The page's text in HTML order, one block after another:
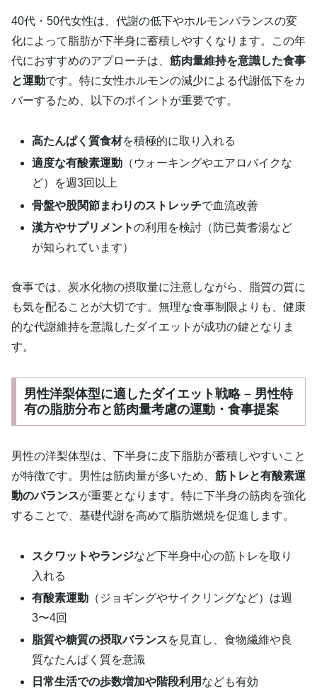
40代・50代女性は、代謝の低下やホルモンバランスの変
化によって脂肪が下半身に蓄積しやすくなります。この年
代におすすめのアプローチは、 筋肉量維持を意識した食事
と運動です。特に女性ホルモンの減少による代謝低下をカ
バーするため、以下のポイントが重要です。
高たんぱく質食材を積極的に取り入れる
適度な有酸素運動 （ウォーキングやエアロバイクな
ど）を週3回以上
骨盤や股関節まわりのストレッチで血流改善
漢方やサプリメントの利用を検討（防已黄耆湯など
が知られています）
食事では、炭水化物の摂取量に注意しながら、脂質の質に
も気を配ることが大切です。無理な食事制限よりも、健康
的な代謝維持を意識したダイエットが成功の鍵となりま
す。
男性洋梨体型に適したダイエット戦略 – 男性特
有の脂肪分布と筋肉量考慮の運動・食事提案
男性の洋梨体型は、下半身に皮下脂肪が蓄積しやすいこと
が特徴です。男性は筋肉量が多いため、 筋トレと有酸素運
動のバランスが重要となります。特に下半身の筋肉を強化
することで、基礎代謝を高めて脂肪燃焼を促進します。
スクワットやランジなど下半身中心の筋トレを取り
入れる
有酸素運動 （ジョギングやサイクリングなど）は週
3〜4回
脂質や糖質の摂取バランスを見直し、食物繊維や良
質なたんぱく質を意識
日常生活での歩数増加や階段利用 なども有効